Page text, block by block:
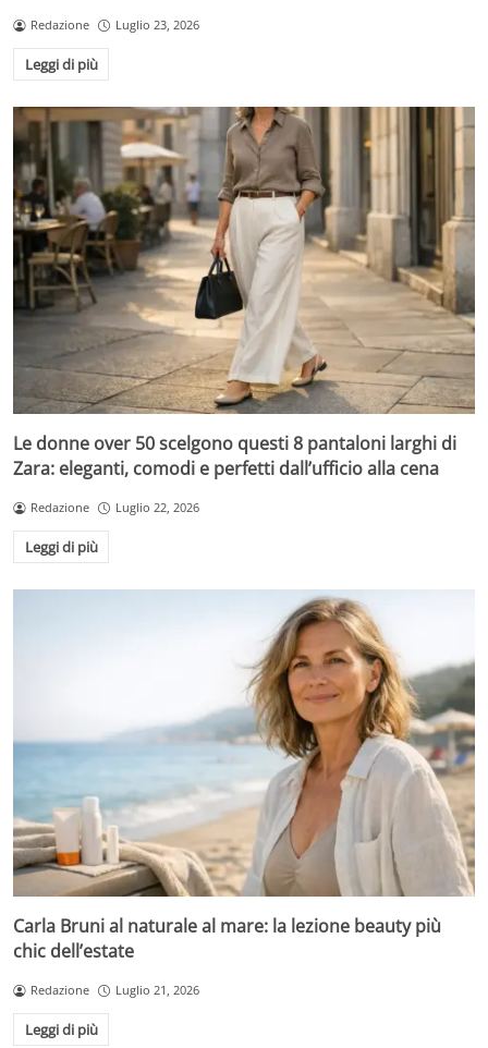
Redazione Luglio 23, 2026
Leggi di più
Le donne over 50 scelgono questi 8 pantaloni larghi di
Zara: eleganti, comodi e perfetti dall’ufficio alla cena
Redazione Luglio 22, 2026
Leggi di più
Carla Bruni al naturale al mare: la lezione beauty più
chic dell’estate
Redazione Luglio 21, 2026
Leggi di più